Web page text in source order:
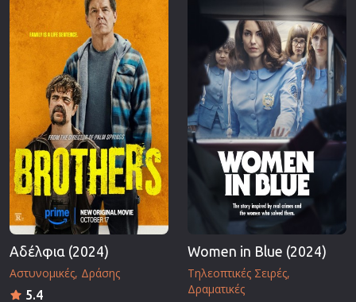
Αδέλφια (2024)
Αστυνομικές Δράσης
5.4
Women in Blue (2024)
Τηλεοπτικές Σειρές
Δραματικές